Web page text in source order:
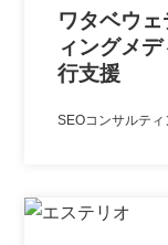
ワタベウ
ィングメ
行支援
SEOコンサルティ